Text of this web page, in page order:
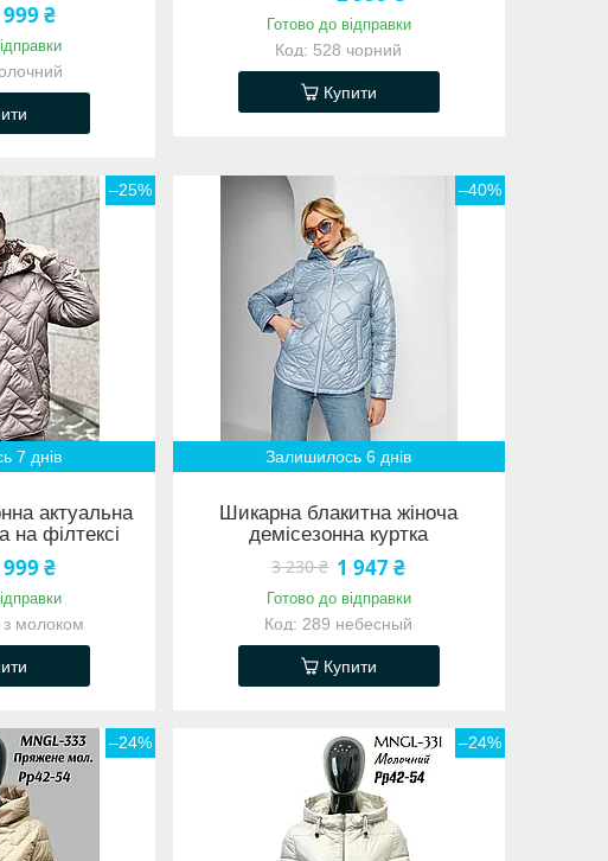
₴ Готово до відправки
528 чорний
Купити
–25%
7 днів
актуальна
на філтексі
₴
з молоком
–40%
Залишилось 6 днів
Шикарна блакитна жіноча
демісезонна куртка
3 230 ₴ 1 947 ₴
Готово до відправки
289 небесный
Купити
–24% –24%